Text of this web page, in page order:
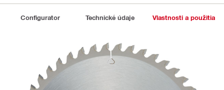
Configurator Technické údaje Vlastnosti a použitia